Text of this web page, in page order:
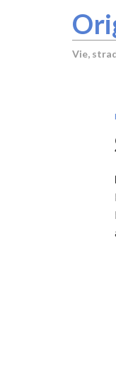
Vie,